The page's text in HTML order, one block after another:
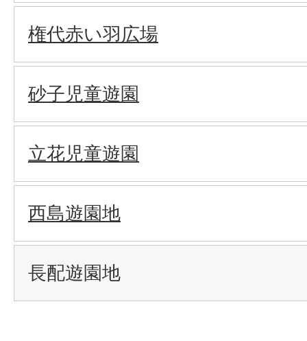
権代赤い羽広場
砂子児童遊園
立花児童遊園
西島遊園地
長配遊園地